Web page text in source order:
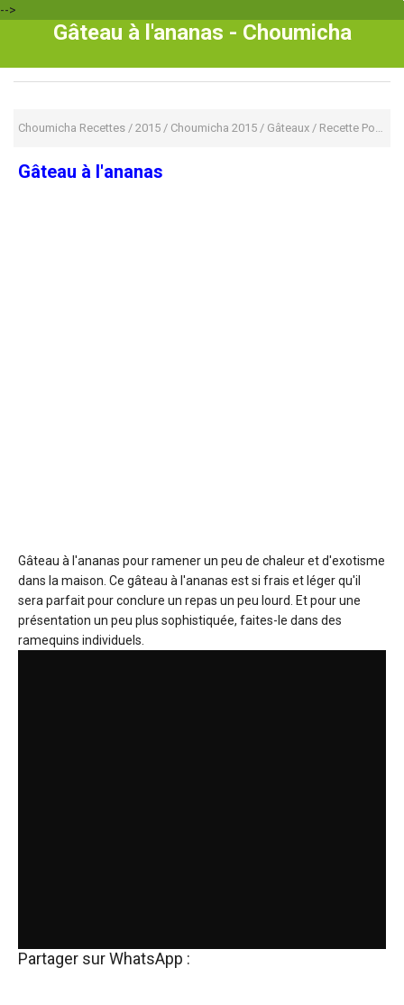
-->
Gâteau à l'ananas - Choumicha
Choumicha Recettes / 2015 / Choumicha 2015 / Gâteaux / Recette Pour Enfant
Gâteau à l'ananas
Gâteau à l'ananas pour ramener un peu de chaleur et d'exotisme
dans la maison. Ce gâteau à l'ananas est si frais et léger qu'il
sera parfait pour conclure un repas un peu lourd. Et pour une
présentation un peu plus sophistiquée, faites-le dans des
ramequins individuels.
Partager sur WhatsApp :